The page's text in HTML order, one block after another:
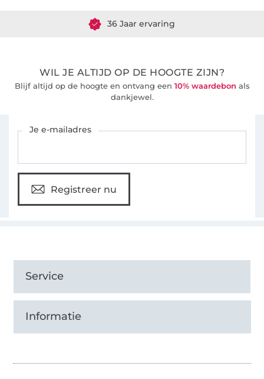
36 Jaar ervaring
WIL JE ALTIJD OP DE HOOGTE ZIJN?
Blijf altijd op de hoogte en ontvang een 10% waardebon als
dankjewel.
Je e-mailadres
Registreer nu
Service
Informatie